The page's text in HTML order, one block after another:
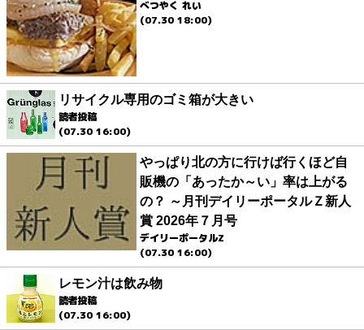
べつやく れい
(07.30 18:00)
リサイクル専用のゴミ箱が大きい
読者投稿
(07.30 16:00)
やっぱり北の方に行けば行くほど自
販機の「あったか～い」率は上がる
の？ ～月刊デイリーポータルＺ新人
賞 2026年７月号
デイリーポータルZ
(07.30 16:00)
レモン汁は飲み物
読者投稿
(07.30 16:00)